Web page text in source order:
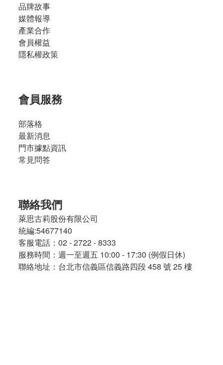
品牌故事
媒體報導
產業合作
會員權益
隱私權政策
會員服務
部落格
最新消息
門市據點資訊
常見問答
聯絡我們
萊思古莉股份有限公司
統編:54677140
客服電話：02 - 2722 - 8333
服務時間：週一至週五 10:00 - 17:30 (例假日休)
聯絡地址：台北市信義區信義路四段 458 號 25 樓